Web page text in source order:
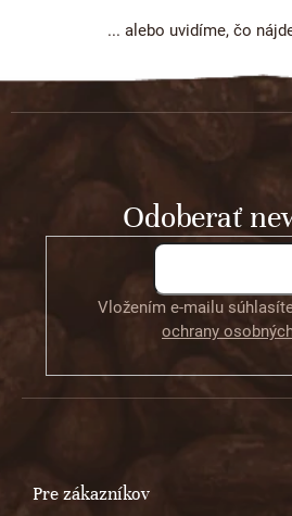
... alebo uvidíme, čo
Z
Odoberať
Vložením e-mailu
ochrany
Pre zákazníkov